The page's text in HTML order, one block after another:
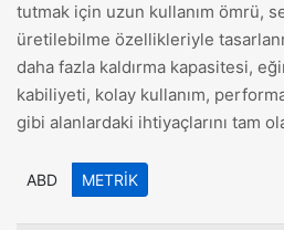
tutmak için uzun kullanım ömrü,
üretilebilme özellikleriyle
daha fazla kaldırma kapasitesi,
kabiliyeti, kolay kullanım,
gibi alanlardaki ihtiyaçlarını tam
ABD METRIK